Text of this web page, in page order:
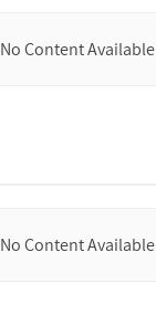
No Content Available
No Content Available